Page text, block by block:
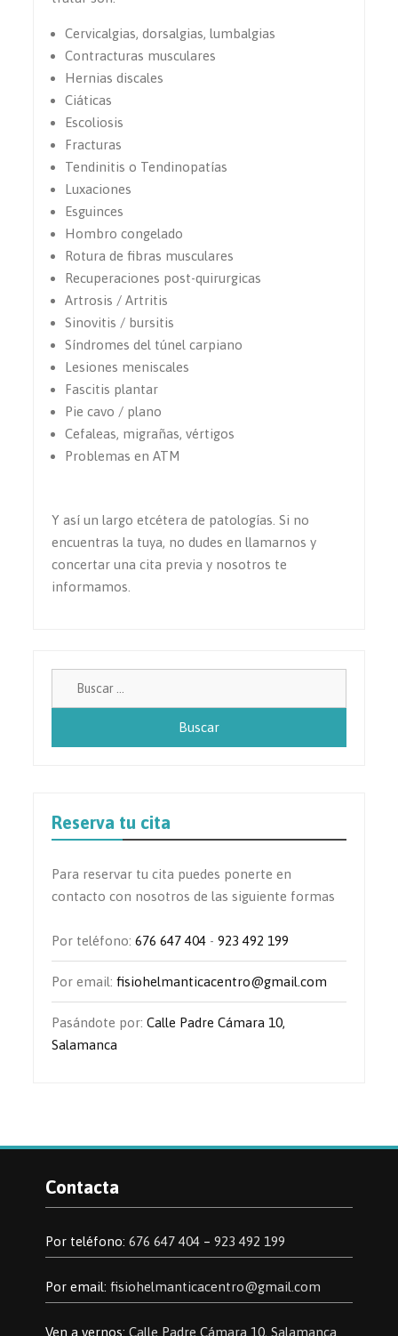
Cervicalgias, dorsalgias, lumbalgias
Contracturas musculares
Hernias discales
Ciáticas
Escoliosis
Fracturas
Tendinitis o Tendinopatías
Luxaciones
Esguinces
Hombro congelado
Rotura de fibras musculares
Recuperaciones post-quirurgicas
Artrosis / Artritis
Sinovitis / bursitis
Síndromes del túnel carpiano
Lesiones meniscales
Fascitis plantar
Pie cavo / plano
Cefaleas, migrañas, vértigos
Problemas en ATM
Y así un largo etcétera de patologías. Si no
encuentras la tuya, no dudes en llamarnos y
concertar una cita previa y nosotros te
informamos.
Reserva tu cita
Para reservar tu cita puedes ponerte en
contacto con nosotros de las siguiente formas
Por teléfono:676 647 404 -923 492 199
Por email:fisiohelmanticacentro@gmail.com
Pasándote por:Calle Padre Cámara 10,
Salamanca
Contacta
Por teléfono: 676 647 404– 923 492 199
Por email: fisiohelmanticacentro@gmail.com
Ven a vernos: Calle Padre Cámara 10, Salamanca